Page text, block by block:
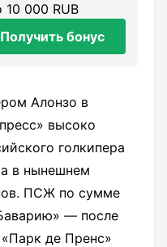
000 RUB
Получить бонус
Алонзо в
высоко
голкипера
в нынешнем
ПСЖ по сумме
— после
де Пренс»